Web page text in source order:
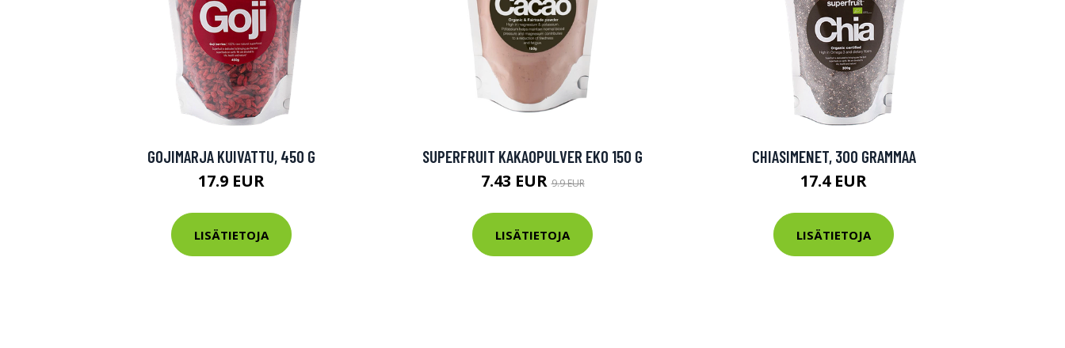
GOJIMARJA KUIVATTU, 450 G
17.9 EUR
LISÄTIETOJA
SUPERFRUIT KAKAOPULVER EKO 150 G
7.43 EUR9.9 EUR
LISÄTIETOJA
CHIASIMENET, 300 GRAMMAA
17.4 EUR
LISÄTIETOJA
Erikoistarjous
Sponsoriltamme
IdealofMeD Kauppa
Kaikki IdealofMeDin tuotteet -20 %!
hintaan.